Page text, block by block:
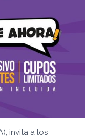
invita a los